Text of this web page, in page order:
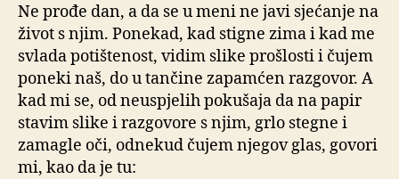
Ne prođe dan, a da se u meni ne javi sjećanje na
život s njim. Ponekad, kad stigne zima i kad me
svlada potištenost, vidim slike prošlosti i čujem
poneki naš, do u tančine zapamćen razgovor. A
kad mi se, od neuspjelih pokušaja da na papir
stavim slike i razgovore s njim, grlo stegne i
zamagle oči, odnekud čujem njegov glas, govori
mi, kao da je tu: